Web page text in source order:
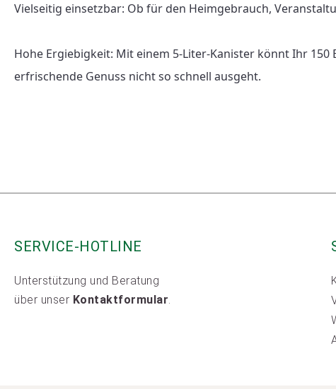
Vielseitig einsetzbar: Ob für den Heimgebrauch,
Hohe Ergiebigkeit: Mit einem 5-Liter-Kanister könnt Ihr
erfrischende Genuss nicht so schnell ausgeht.
SERVICE-HOTLINE
Unterstützung und Beratung
über unser Kontaktformular.